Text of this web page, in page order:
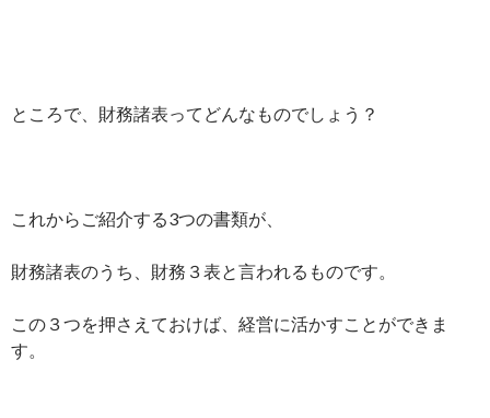
ところで、財務諸表ってどんなものでしょう？
これからご紹介する3つの書類が、
財務諸表のうち、財務３表と言われるものです。
この３つを押さえておけば、経営に活かすことができま
す。